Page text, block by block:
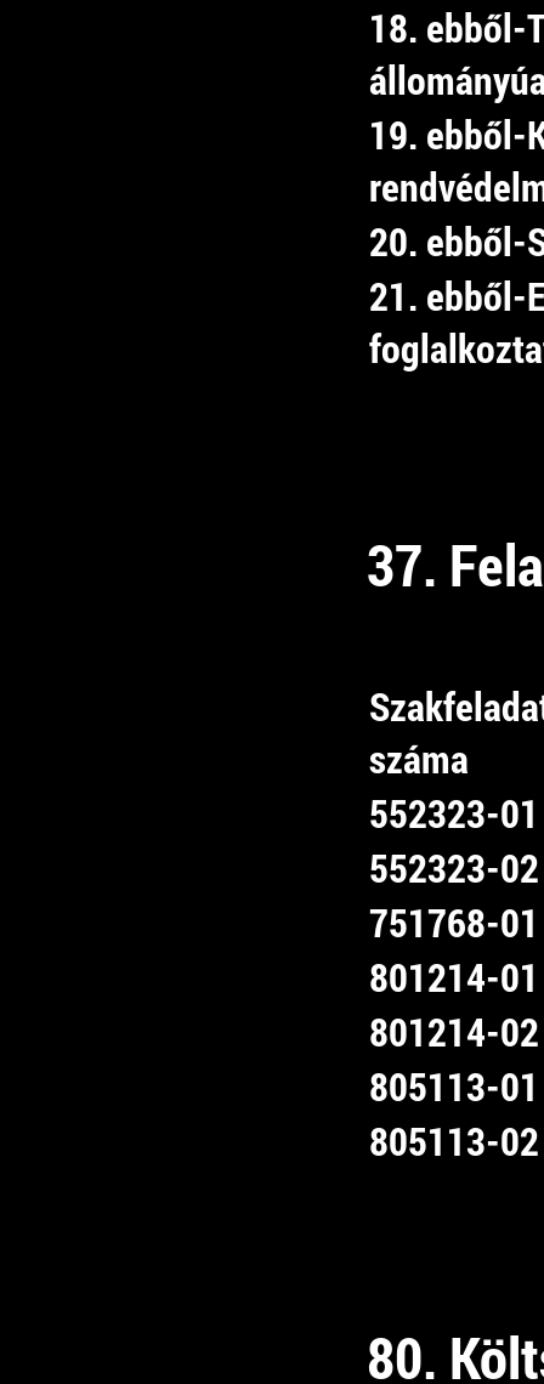
18. ebből-
19. ebből-
20. ebből-
21. ebből-
37.
száma
552323-01
552323-02
751768-01
801214-01
801214-02
805113-01
805113-02
80.